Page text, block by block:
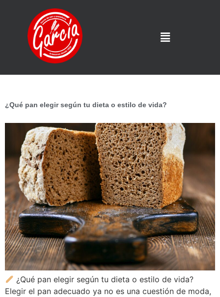
¿Qué pan elegir según tu dieta o estilo de vida?
¿Qué pan elegir según tu dieta o estilo de vida?
Elegir el pan adecuado ya no es una cuestión de moda,